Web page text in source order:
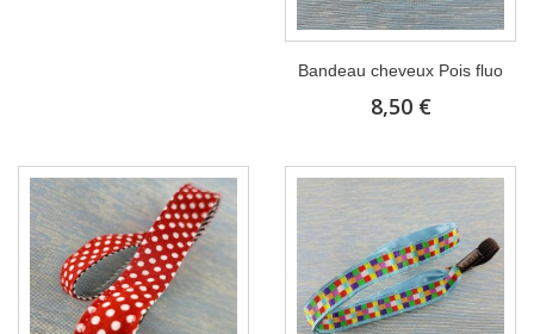
Bandeau cheveux Pois fluo
8,50 €